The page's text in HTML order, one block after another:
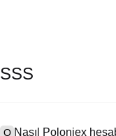
SSS
Q Nasıl Poloniex